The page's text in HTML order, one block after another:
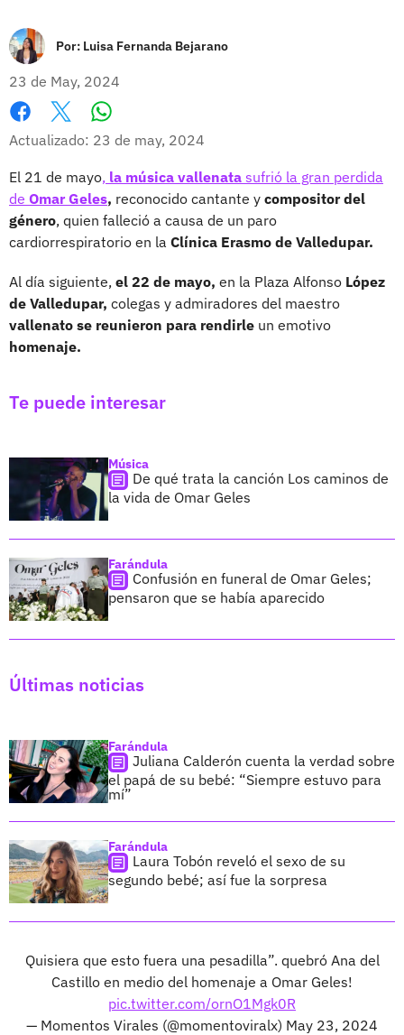
Por: Luisa Fernanda Bejarano
23 de May, 2024
Facebook
X
Actualizado: 23 de may, 2024
El 21 de mayo, la música vallenata sufrió la gran perdida
de Omar Geles, reconocido cantante y compositor del
género, quien falleció a causa de un paro
cardiorrespiratorio en la Clínica Erasmo de Valledupar.
Al día siguiente, el 22 de mayo, en la Plaza Alfonso López
de Valledupar, colegas y admiradores del maestro
vallenato se reunieron para rendirle un emotivo
homenaje.
Te puede interesar
Música
De qué trata la canción Los caminos de
la vida de Omar Geles
Farándula
Confusión en funeral de Omar Geles;
pensaron que se había aparecido
Últimas noticias
Farándula
Juliana Calderón cuenta la verdad sobre
el papá de su bebé: “Siempre estuvo para
mí”
Farándula
Laura Tobón reveló el sexo de su
segundo bebé; así fue la sorpresa
Quisiera que esto fuera una pesadilla”. quebró Ana del
Castillo en medio del homenaje a Omar Geles!
pic.twitter.com/ornO1Mgk0R
— Momentos Virales (@momentoviralx) May 23, 2024